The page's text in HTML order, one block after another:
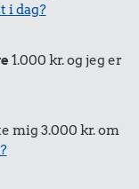
i dag?
1.000 kr. og jeg er
mig 3.000 kr. om